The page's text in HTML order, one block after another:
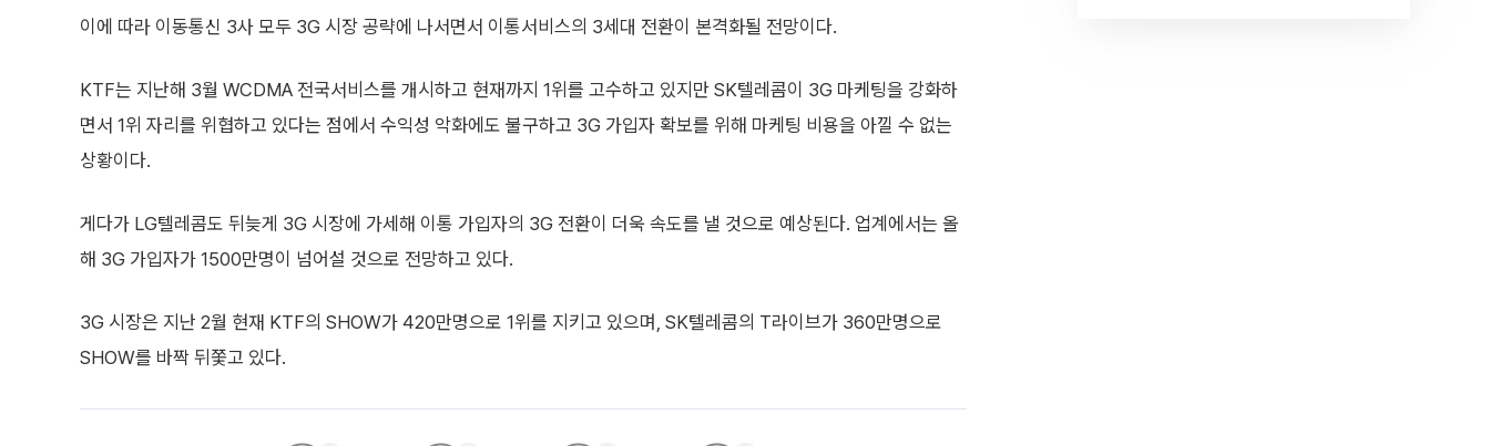
이에 따라 이동통신 3사 모두 3G 시장 공략에 나서면서 이통서비스의 3세대 전환이 본격화될 전망이다.
KTF는 지난해 3월 WCDMA 전국서비스를 개시하고 현재까지 1위를 고수하고 있지만 SK텔레콤이 3G 마케팅을 강화하
면서 1위 자리를 위협하고 있다는 점에서 수익성 악화에도 불구하고 3G 가입자 확보를 위해 마케팅 비용을 아낄 수 없는
상황이다.
게다가 LG텔레콤도 뒤늦게 3G 시장에 가세해 이통 가입자의 3G 전환이 더욱 속도를 낼 것으로 예상된다. 업계에서는 올
해 3G 가입자가 1500만명이 넘어설 것으로 전망하고 있다.
3G 시장은 지난 2월 현재 KTF의 SHOW가 420만명으로 1위를 지키고 있으며, SK텔레콤의 T라이브가 360만명으로
SHOW를 바짝 뒤쫓고 있다.